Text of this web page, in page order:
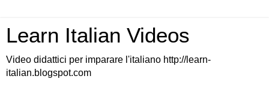
Learn Italian Videos
Video didattici per imparare l'italiano http://learn-
italian.blogspot.com